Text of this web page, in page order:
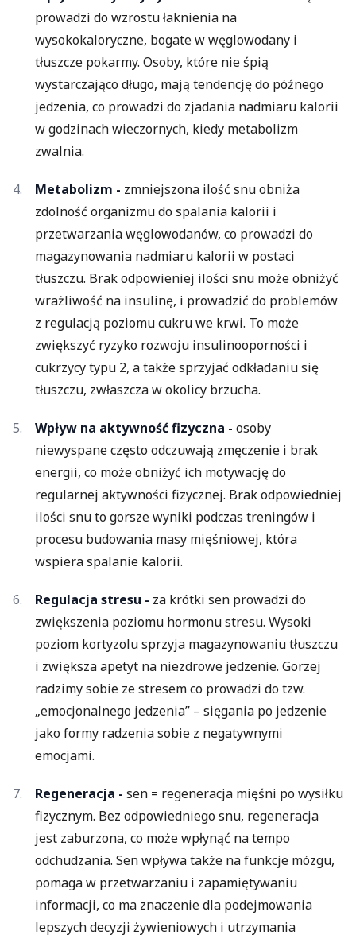
prowadzi do wzrostu łaknienia na
wysokokaloryczne, bogate w węglowodany i
tłuszcze pokarmy. Osoby, które nie śpią
wystarczająco długo, mają tendencję do późnego
jedzenia, co prowadzi do zjadania nadmiaru kalorii
w godzinach wieczornych, kiedy metabolizm
zwalnia.
Metabolizm - zmniejszona ilość snu obniża
zdolność organizmu do spalania kalorii i
przetwarzania węglowodanów, co prowadzi do
magazynowania nadmiaru kalorii w postaci
tłuszczu. Brak odpowieniej ilości snu może obniżyć
wrażliwość na insulinę, i prowadzić do problemów
z regulacją poziomu cukru we krwi. To może
zwiększyć ryzyko rozwoju insulinooporności i
cukrzycy typu 2, a także sprzyjać odkładaniu się
tłuszczu, zwłaszcza w okolicy brzucha.
Wpływ na aktywność fizyczna - osoby
niewyspane często odczuwają zmęczenie i brak
energii, co może obniżyć ich motywację do
regularnej aktywności fizycznej. Brak odpowiedniej
ilości snu to gorsze wyniki podczas treningów i
procesu budowania masy mięśniowej, która
wspiera spalanie kalorii.
Regulacja stresu - za krótki sen prowadzi do
zwiększenia poziomu hormonu stresu. Wysoki
poziom kortyzolu sprzyja magazynowaniu tłuszczu
i zwiększa apetyt na niezdrowe jedzenie. Gorzej
radzimy sobie ze stresem co prowadzi do tzw.
„emocjonalnego jedzenia” – sięgania po jedzenie
jako formy radzenia sobie z negatywnymi
emocjami.
Regeneracja - sen = regeneracja mięśni po wysiłku
fizycznym. Bez odpowiedniego snu, regeneracja
jest zaburzona, co może wpłynąć na tempo
odchudzania. Sen wpływa także na funkcje mózgu,
pomaga w przetwarzaniu i zapamiętywaniu
informacji, co ma znaczenie dla podejmowania
lepszych decyzji żywieniowych i utrzymania